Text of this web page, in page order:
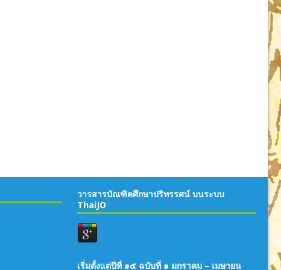
วารสารบัณฑิตศึกษาปริทรรศน์ บนระบบ
ThaiJO
เริ่มตั้งแต่ปีที่ ๑๕ ฉบับที่ ๑ มกราคม – เมษายน